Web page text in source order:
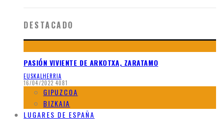
DESTACADO
PASIÓN VIVIENTE DE ARKOTXA, ZARATAMO
EUSKALHERRIA
16/04/2022 4081
GIPUZCOA
BIZKAIA
LUGARES DE ESPAÑA